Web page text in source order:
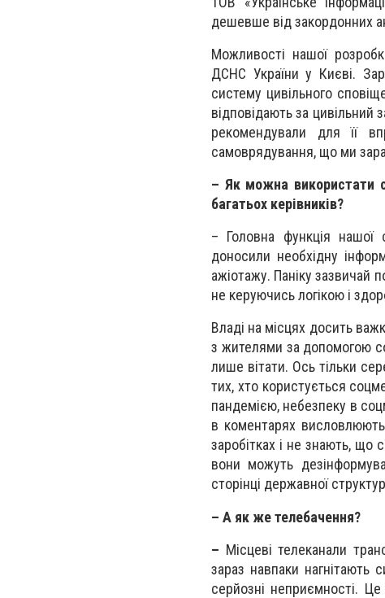
дешевше від закордонних
Можливості нашої
ДСНС України у Києві.
систему цивільного
відповідають за
рекомендували для її
самоврядування, що ми
– Як можна використати
багатьох керівників?
– Головна функція
доносили необхідну
ажіотажу. Паніку
не керуючись логікою і
Владі на місцях досить
з жителями за допомогою
лише вітати. Ось тільки
тих, хто користується
пандемією, небезпеку в
в коментарях
заробітках і не знають, що
вони можуть
сторінці державної
– А як же телебачення?
– Місцеві телеканали
зараз навпаки
серйозні неприємності.